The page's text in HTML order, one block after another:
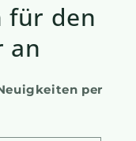
für den
an
per